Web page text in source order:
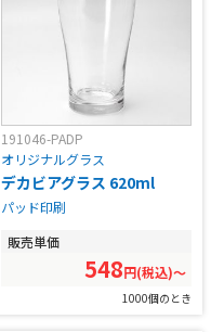
191046-PADP
オリジナルグラス
デカビアグラス 620ml
パッド印刷
販売単価
548円(税込)〜
1000個のとき